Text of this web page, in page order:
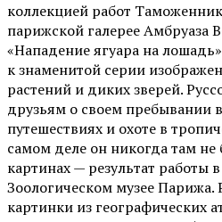
коллекцией работ
парижской галерее Амбруаза
«Нападение ягуара на
к знаменитой серии
растений и диких зверей.
друзьям о своем пребывании
путешествиях и охоте в
самом деле он никогда там не
картинах — результат работы
Зоологическом музее Парижа.
картинки из географических